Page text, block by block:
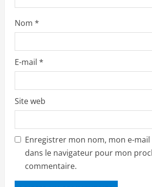
Nom *
E-mail *
Site web
Enregistrer mon nom, mon e-
dans le navigateur pour mon
commentaire.